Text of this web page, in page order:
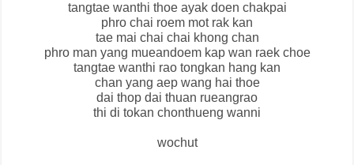
tangtae wanthi thoe ayak doen chakpai
phro chai roem mot rak kan
tae mai chai chai khong chan
phro man yang mueandoem kap wan raek choe
tangtae wanthi rao tongkan hang kan
chan yang aep wang hai thoe
dai thop dai thuan rueangrao
thi di tokan chonthueng wanni
wochut